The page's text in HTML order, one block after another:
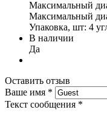
Максимальный
Максимальный
Упаковка, шт: 4
В наличии
Да
Оставить отзыв
Ваше имя *
Текст сообщения *